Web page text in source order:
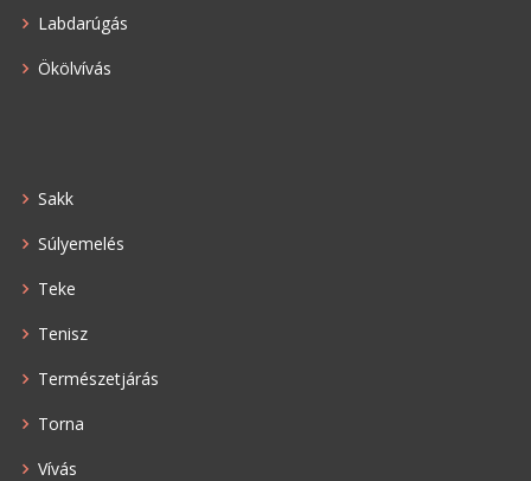
Labdarúgás
Ökölvívás
Sakk
Súlyemelés
Teke
Tenisz
Természetjárás
Torna
Vívás